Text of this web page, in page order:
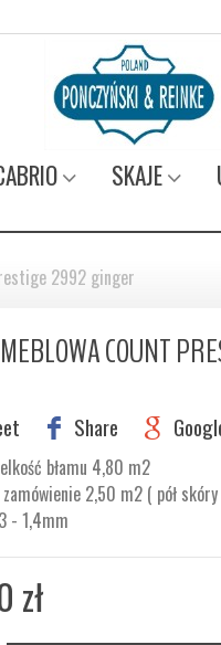
SKAJE
2992 ginger
COUNT
Share
błamu 4,80 m2
2,50 m2 ( pół
- 1,4mm
zł